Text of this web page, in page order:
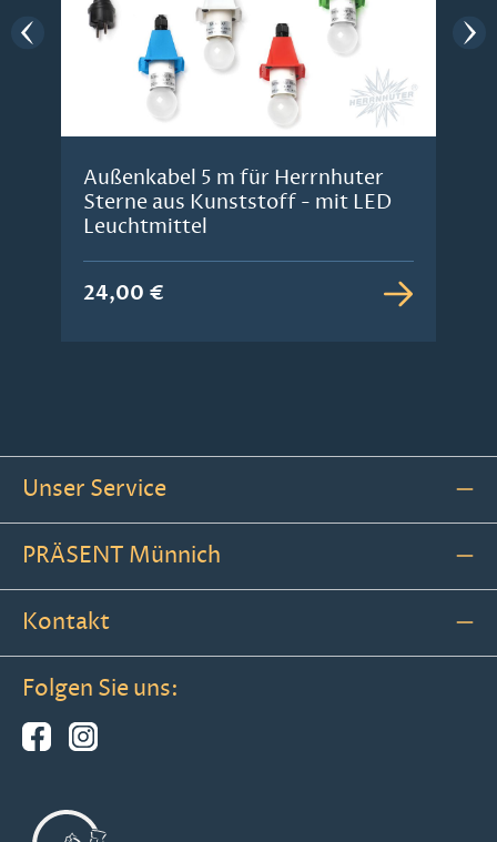
Außenkabel 5 m für Herrnhuter
Sterne aus Kunststoff - mit LED
Leuchtmittel
24,00 €
Unser Service
PRÄSENT Münnich
Kontakt
Folgen Sie uns: